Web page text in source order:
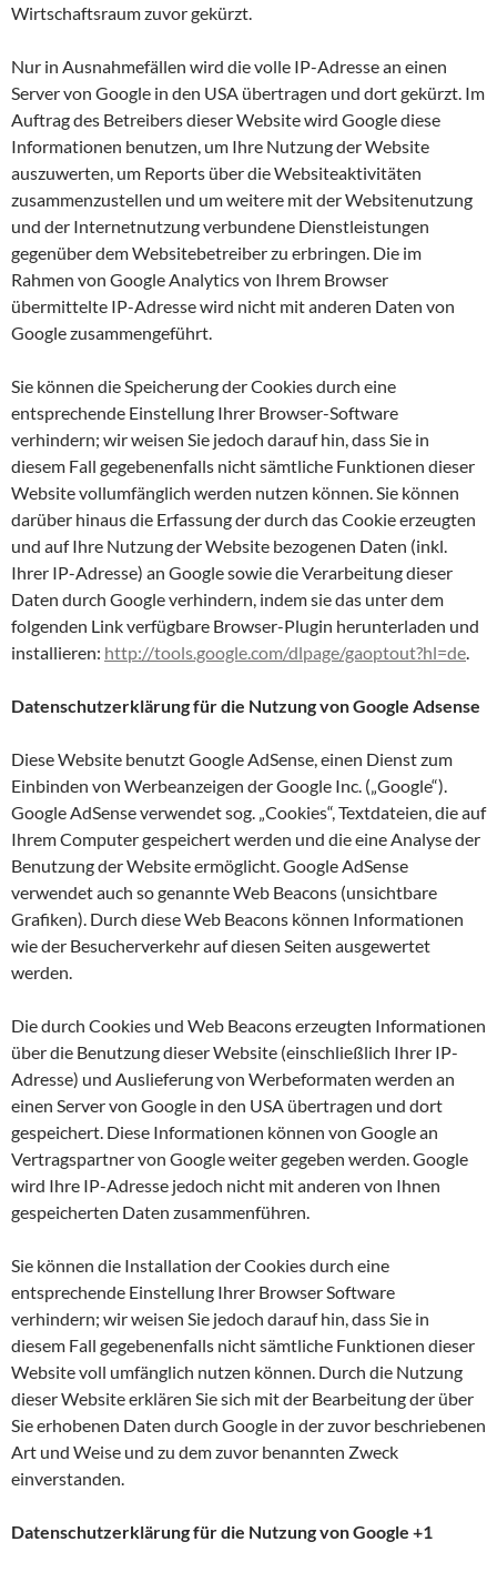
Wirtschaftsraum zuvor gekürzt.
Nur in Ausnahmefällen wird die volle IP-Adresse an einen
Server von Google in den USA übertragen und dort gekürzt. Im
Auftrag des Betreibers dieser Website wird Google diese
Informationen benutzen, um Ihre Nutzung der Website
auszuwerten, um Reports über die Websiteaktivitäten
zusammenzustellen und um weitere mit der Websitenutzung
und der Internetnutzung verbundene Dienstleistungen
gegenüber dem Websitebetreiber zu erbringen. Die im
Rahmen von Google Analytics von Ihrem Browser
übermittelte IP-Adresse wird nicht mit anderen Daten von
Google zusammengeführt.
Sie können die Speicherung der Cookies durch eine
entsprechende Einstellung Ihrer Browser-Software
verhindern; wir weisen Sie jedoch darauf hin, dass Sie in
diesem Fall gegebenenfalls nicht sämtliche Funktionen dieser
Website vollumfänglich werden nutzen können. Sie können
darüber hinaus die Erfassung der durch das Cookie erzeugten
und auf Ihre Nutzung der Website bezogenen Daten (inkl.
Ihrer IP-Adresse) an Google sowie die Verarbeitung dieser
Daten durch Google verhindern, indem sie das unter dem
folgenden Link verfügbare Browser-Plugin herunterladen und
installieren: http://tools.google.com/dlpage/gaoptout?hl=de.
Datenschutzerklärung für die Nutzung von Google Adsense
Diese Website benutzt Google AdSense, einen Dienst zum
Einbinden von Werbeanzeigen der Google Inc. („Google“).
Google AdSense verwendet sog. „Cookies“, Textdateien, die auf
Ihrem Computer gespeichert werden und die eine Analyse der
Benutzung der Website ermöglicht. Google AdSense
verwendet auch so genannte Web Beacons (unsichtbare
Grafiken). Durch diese Web Beacons können Informationen
wie der Besucherverkehr auf diesen Seiten ausgewertet
werden.
Die durch Cookies und Web Beacons erzeugten Informationen
über die Benutzung dieser Website (einschließlich Ihrer IP-
Adresse) und Auslieferung von Werbeformaten werden an
einen Server von Google in den USA übertragen und dort
gespeichert. Diese Informationen können von Google an
Vertragspartner von Google weiter gegeben werden. Google
wird Ihre IP-Adresse jedoch nicht mit anderen von Ihnen
gespeicherten Daten zusammenführen.
Sie können die Installation der Cookies durch eine
entsprechende Einstellung Ihrer Browser Software
verhindern; wir weisen Sie jedoch darauf hin, dass Sie in
diesem Fall gegebenenfalls nicht sämtliche Funktionen dieser
Website voll umfänglich nutzen können. Durch die Nutzung
dieser Website erklären Sie sich mit der Bearbeitung der über
Sie erhobenen Daten durch Google in der zuvor beschriebenen
Art und Weise und zu dem zuvor benannten Zweck
einverstanden.
Datenschutzerklärung für die Nutzung von Google +1